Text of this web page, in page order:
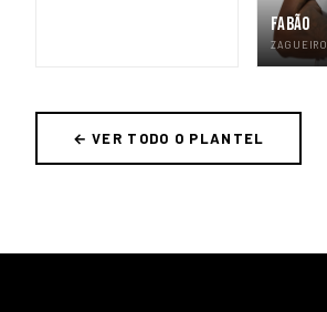
FABÃO
ZAGUEIRO
← VER TODO O PLANTEL